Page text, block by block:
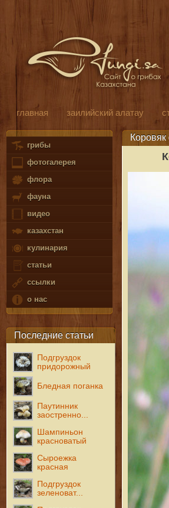
главная заилийский алатау
грибы
фотогалерея
флора
фауна
видео
казахстан
кулинария
статьи
ссылки
о нас
Последние статьи
Подгруздок
придорожный
Бледная поганка
Паутинник
заостренно...
Шампиньон
красноватый
Сыроежка
красная
Подгруздок
зеленоват...